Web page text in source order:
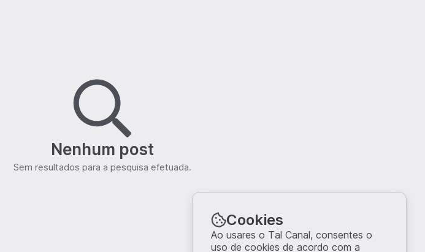
Nenhum post
Sem resultados para a pesquisa efetuada.
Cookies
Ao usares o Tal Canal, consentes o
uso de cookies de acordo com a